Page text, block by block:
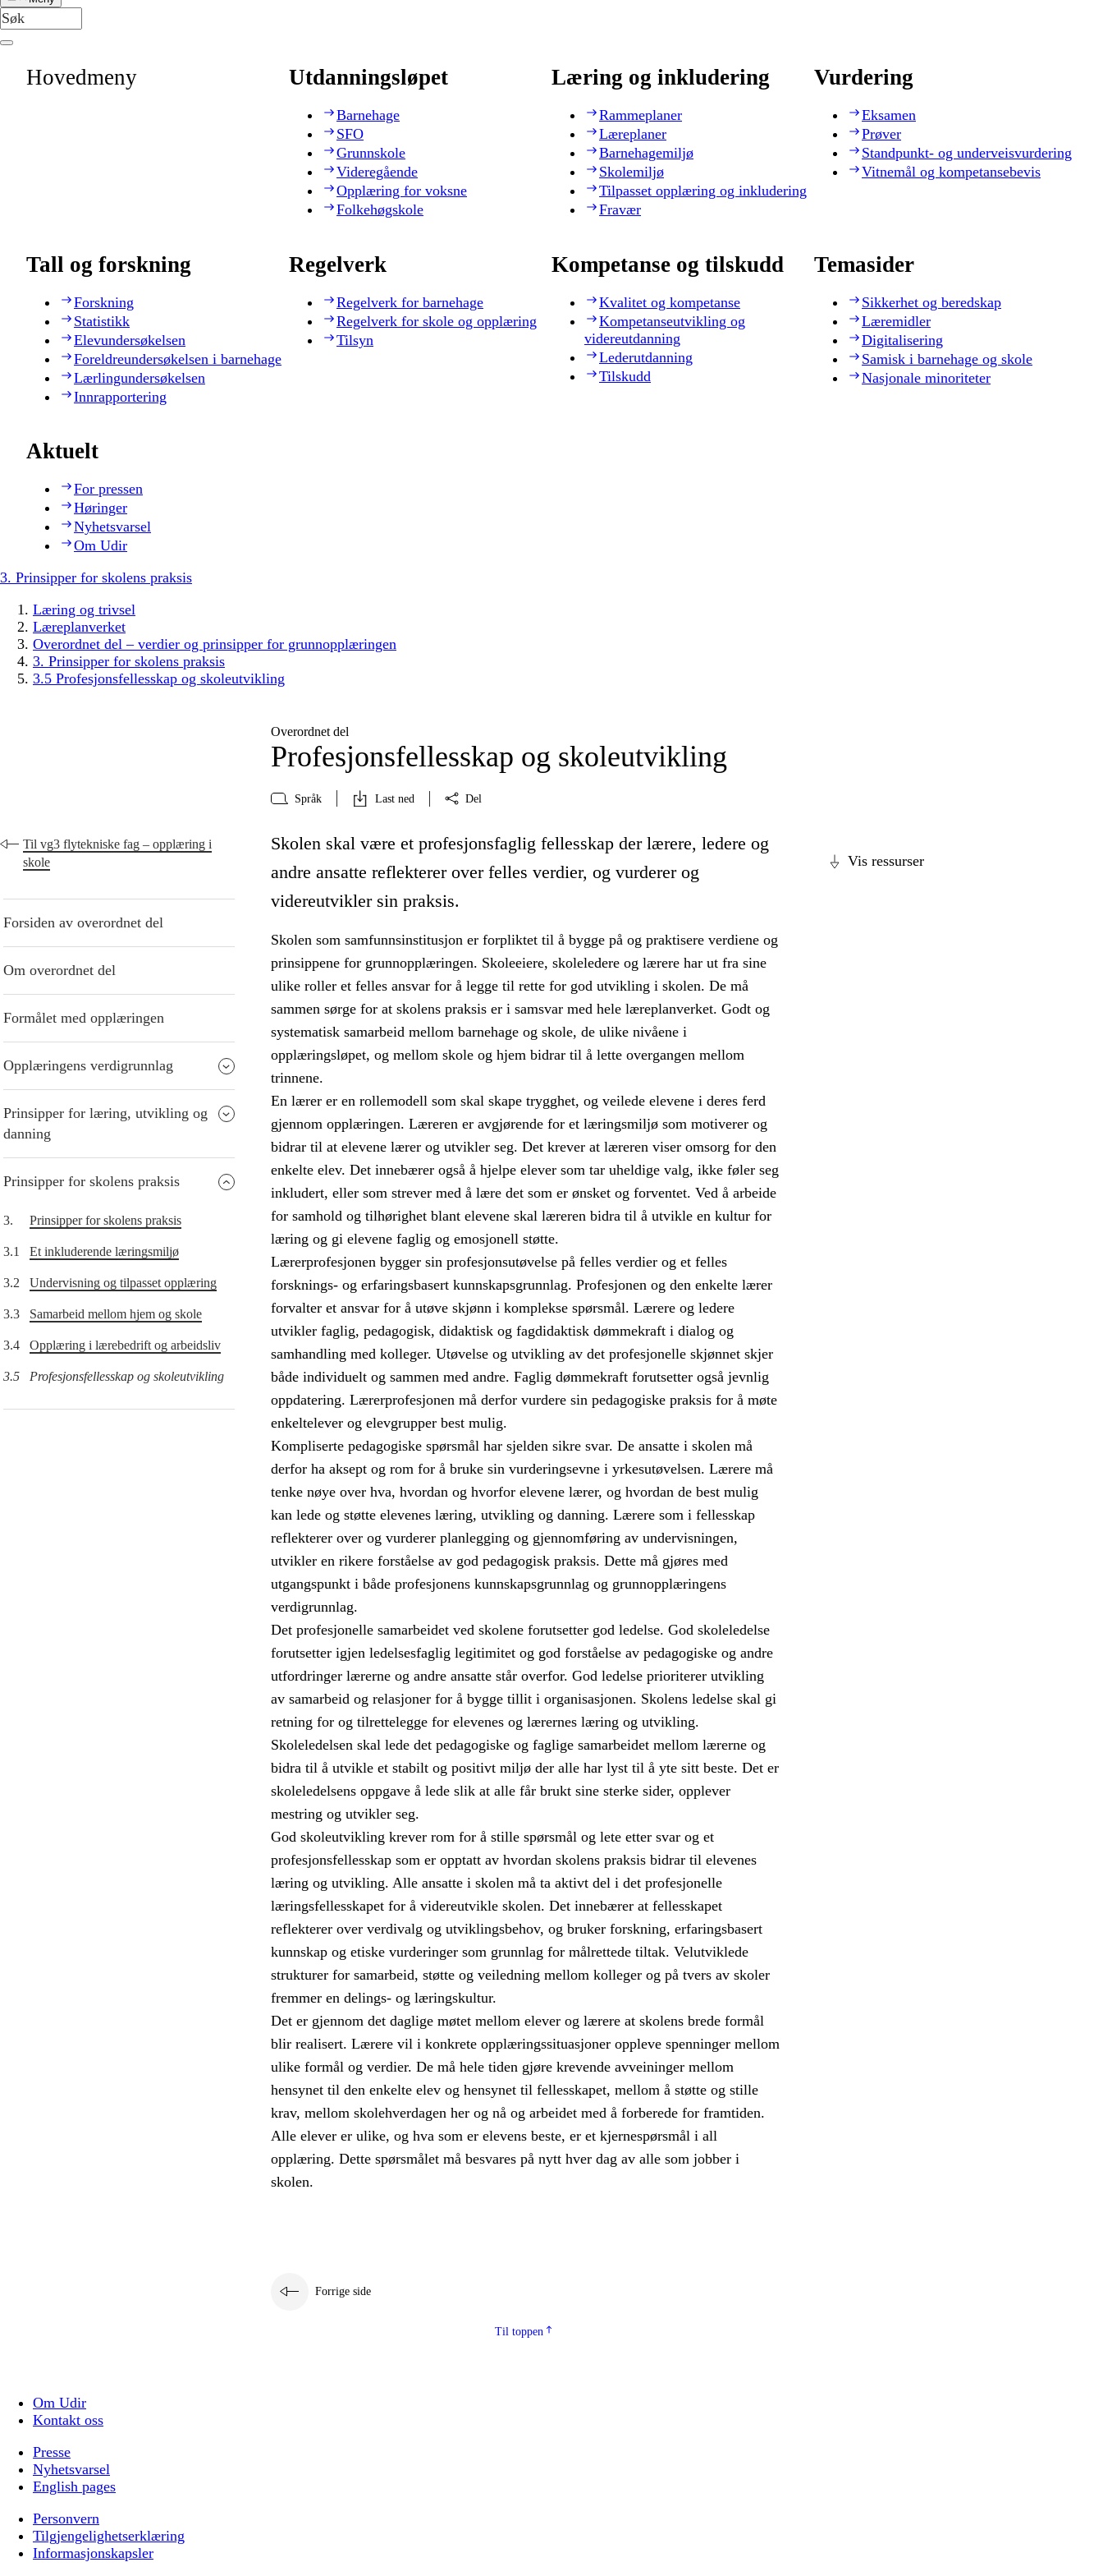
Hovedmeny Utdanningsløpet
Barnehage
SFO
Grunnskole
Videregående
Opplæring for voksne
Folkehøgskole
Læring og inkludering
Rammeplaner
Læreplaner
Barnehagemiljø
Skolemiljø
Tilpasset opplæring og inkludering
Fravær
Vurdering
Eksamen
Prøver
Standpunkt- og underveisvurdering
Vitnemål og kompetansebevis
Tall og forskning
Forskning
Statistikk
Elevundersøkelsen
Foreldreundersøkelsen i barnehage
Lærlingundersøkelsen
Innrapportering
Regelverk
Regelverk for barnehage
Regelverk for skole og opplæring
Tilsyn
Kompetanse og tilskudd
Kvalitet og kompetanse
Kompetanseutvikling og
videreutdanning
Lederutdanning
Tilskudd
Temasider
Sikkerhet og beredskap
Læremidler
Digitalisering
Samisk i barnehage og skole
Nasjonale minoriteter
Aktuelt
For pressen
Høringer
Nyhetsvarsel
Om Udir
3. Prinsipper for skolens praksis
Læring og trivsel
Læreplanverket
Overordnet del – verdier og prinsipper for grunnopplæringen
3. Prinsipper for skolens praksis
3.5 Profesjonsfellesskap og skoleutvikling
Overordnet del
Profesjonsfellesskap og skoleutvikling
Språk Last ned Del
Til vg3 flytekniske fag – opplæring i
skole
Forsiden av overordnet del
Om overordnet del
Formålet med opplæringen
Opplæringens verdigrunnlag
Prinsipper for læring, utvikling og
danning
Prinsipper for skolens praksis
3. Prinsipper for skolens praksis
3.1 Et inkluderende læringsmiljø
3.2 Undervisning og tilpasset opplæring
3.3 Samarbeid mellom hjem og skole
3.4 Opplæring i lærebedrift og arbeidsliv
3.5 Profesjonsfellesskap og skoleutvikling
Vis ressurser
Skolen skal være et profesjonsfaglig fellesskap der lærere, ledere og
andre ansatte reflekterer over felles verdier, og vurderer og
videreutvikler sin praksis.
Skolen som samfunnsinstitusjon er forpliktet til å bygge på og praktisere verdiene og
prinsippene for grunnopplæringen. Skoleeiere, skoleledere og lærere har ut fra sine
ulike roller et felles ansvar for å legge til rette for god utvikling i skolen. De må
sammen sørge for at skolens praksis er i samsvar med hele læreplanverket. Godt og
systematisk samarbeid mellom barnehage og skole, de ulike nivåene i
opplæringsløpet, og mellom skole og hjem bidrar til å lette overgangen mellom
trinnene.
En lærer er en rollemodell som skal skape trygghet, og veilede elevene i deres ferd
gjennom opplæringen. Læreren er avgjørende for et læringsmiljø som motiverer og
bidrar til at elevene lærer og utvikler seg. Det krever at læreren viser omsorg for den
enkelte elev. Det innebærer også å hjelpe elever som tar uheldige valg, ikke føler seg
inkludert, eller som strever med å lære det som er ønsket og forventet. Ved å arbeide
for samhold og tilhørighet blant elevene skal læreren bidra til å utvikle en kultur for
læring og gi elevene faglig og emosjonell støtte.
Lærerprofesjonen bygger sin profesjonsutøvelse på felles verdier og et felles
forsknings- og erfaringsbasert kunnskapsgrunnlag. Profesjonen og den enkelte lærer
forvalter et ansvar for å utøve skjønn i komplekse spørsmål. Lærere og ledere
utvikler faglig, pedagogisk, didaktisk og fagdidaktisk dømmekraft i dialog og
samhandling med kolleger. Utøvelse og utvikling av det profesjonelle skjønnet skjer
både individuelt og sammen med andre. Faglig dømmekraft forutsetter også jevnlig
oppdatering. Lærerprofesjonen må derfor vurdere sin pedagogiske praksis for å møte
enkeltelever og elevgrupper best mulig.
Kompliserte pedagogiske spørsmål har sjelden sikre svar. De ansatte i skolen må
derfor ha aksept og rom for å bruke sin vurderingsevne i yrkesutøvelsen. Lærere må
tenke nøye over hva, hvordan og hvorfor elevene lærer, og hvordan de best mulig
kan lede og støtte elevenes læring, utvikling og danning. Lærere som i fellesskap
reflekterer over og vurderer planlegging og gjennomføring av undervisningen,
utvikler en rikere forståelse av god pedagogisk praksis. Dette må gjøres med
utgangspunkt i både profesjonens kunnskapsgrunnlag og grunnopplæringens
verdigrunnlag.
Det profesjonelle samarbeidet ved skolene forutsetter god ledelse. God skoleledelse
forutsetter igjen ledelsesfaglig legitimitet og god forståelse av pedagogiske og andre
utfordringer lærerne og andre ansatte står overfor. God ledelse prioriterer utvikling
av samarbeid og relasjoner for å bygge tillit i organisasjonen. Skolens ledelse skal gi
retning for og tilrettelegge for elevenes og lærernes læring og utvikling.
Skoleledelsen skal lede det pedagogiske og faglige samarbeidet mellom lærerne og
bidra til å utvikle et stabilt og positivt miljø der alle har lyst til å yte sitt beste. Det er
skoleledelsens oppgave å lede slik at alle får brukt sine sterke sider, opplever
mestring og utvikler seg.
God skoleutvikling krever rom for å stille spørsmål og lete etter svar og et
profesjonsfellesskap som er opptatt av hvordan skolens praksis bidrar til elevenes
læring og utvikling. Alle ansatte i skolen må ta aktivt del i det profesjonelle
læringsfellesskapet for å videreutvikle skolen. Det innebærer at fellesskapet
reflekterer over verdivalg og utviklingsbehov, og bruker forskning, erfaringsbasert
kunnskap og etiske vurderinger som grunnlag for målrettede tiltak. Velutviklede
strukturer for samarbeid, støtte og veiledning mellom kolleger og på tvers av skoler
fremmer en delings- og læringskultur.
Det er gjennom det daglige møtet mellom elever og lærere at skolens brede formål
blir realisert. Lærere vil i konkrete opplæringssituasjoner oppleve spenninger mellom
ulike formål og verdier. De må hele tiden gjøre krevende avveininger mellom
hensynet til den enkelte elev og hensynet til fellesskapet, mellom å støtte og stille
krav, mellom skolehverdagen her og nå og arbeidet med å forberede for framtiden.
Alle elever er ulike, og hva som er elevens beste, er et kjernespørsmål i all
opplæring. Dette spørsmålet må besvares på nytt hver dag av alle som jobber i
skolen.
Forrige side
Til toppen
Om Udir
Kontakt oss
Presse
Nyhetsvarsel
English pages
Personvern
Tilgjengelighetserklæring
Informasjonskapsler